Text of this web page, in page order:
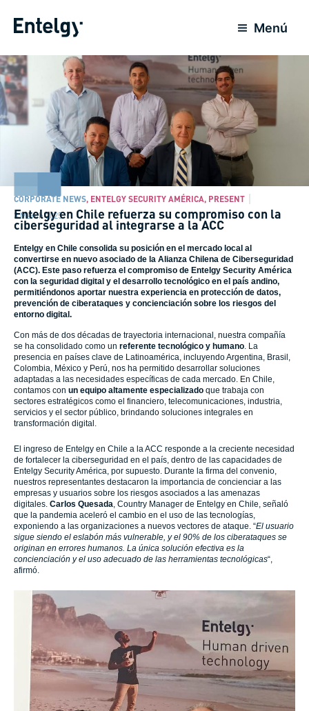
Menú
CORPORATE NEWS, ENTELGY SECURITY AMÉRICA, PRESENT
3 March 2025
Entelgy en Chile refuerza su compromiso con la
ciberseguridad al integrarse a la ACC
Entelgy en Chile consolida su posición en el mercado local al
convertirse en nuevo asociado de la Alianza Chilena de Ciberseguridad
(ACC). Este paso refuerza el compromiso de Entelgy Security América
con la seguridad digital y el desarrollo tecnológico en el país andino,
permitiéndonos aportar nuestra experiencia en protección de datos,
prevención de ciberataques y concienciación sobre los riesgos del
entorno digital.
Con más de dos décadas de trayectoria internacional, nuestra compañía
se ha consolidado como un referente tecnológico y humano . La
presencia en países clave de Latinoamérica, incluyendo Argentina, Brasil,
Colombia, México y Perú, nos ha permitido desarrollar soluciones
adaptadas a las necesidades específicas de cada mercado. En Chile,
contamos con un equipo altamente especializado que trabaja con
sectores estratégicos como el financiero, telecomunicaciones, industria,
servicios y el sector público, brindando soluciones integrales en
transformación digital.
El ingreso de Entelgy en Chile a la ACC responde a la creciente necesidad
de fortalecer la ciberseguridad en el país, dentro de las capacidades de
Entelgy Security América, por supuesto. Durante la firma del convenio,
nuestros representantes destacaron la importancia de concienciar a las
empresas y usuarios sobre los riesgos asociados a las amenazas
digitales. Carlos Quesada , Country Manager de Entelgy en Chile, señaló
que la pandemia aceleró el cambio en el uso de las tecnologías,
exponiendo a las organizaciones a nuevos vectores de ataque. “El usuario
sigue siendo el eslabón más vulnerable, y el 90% de los ciberataques se
originan en errores humanos. La única solución efectiva es la
concienciación y el uso adecuado de las herramientas tecnológicas“,
afirmó.